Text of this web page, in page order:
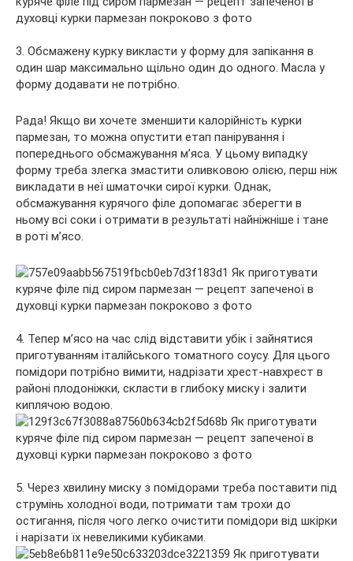
3. Обсмажену курку викласти у форму для запікання в
один шар максимально щільно один до одного. Масла у
форму додавати не потрібно.
Рада! Якщо ви хочете зменшити калорійність курки
пармезан, то можна опустити етап панірування і
попереднього обсмажування м’яса. У цьому випадку
форму треба злегка змастити оливковою олією, перш ніж
викладати в неї шматочки сирої курки. Однак,
обсмажування курячого філе допомагає зберегти в
ньому всі соки і отримати в результаті найніжніше і тане
в роті м’ясо.
4. Тепер м’ясо на час слід відставити убік і зайнятися
приготуванням італійського томатного соусу. Для цього
помідори потрібно вимити, надрізати хрест-навхрест в
районі плодоніжки, скласти в глибоку миску і залити
киплячою водою.
5. Через хвилину миску з помідорами треба поставити під
струмінь холодної води, потримати там трохи до
остигання, після чого легко очистити помідори від шкірки
і нарізати їх невеликими кубиками.